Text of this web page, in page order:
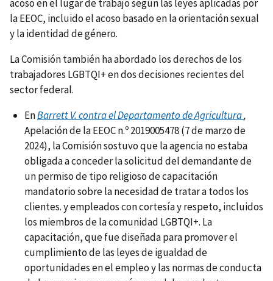
acoso en el lugar de trabajo según las leyes aplicadas por
la EEOC, incluido el acoso basado en la orientación sexual
y la identidad de género.
La Comisión también ha abordado los derechos de los
trabajadores LGBTQI+ en dos decisiones recientes del
sector federal.
EnBarrett V. contra el Departamento de Agricultura,
Apelación de la EEOC n.º 2019005478 (7 de marzo de
2024), la Comisión sostuvo que la agencia no estaba
obligada a conceder la solicitud del demandante de
un permiso de tipo religioso de capacitación
mandatorio sobre la necesidad de tratar a todos los
clientes. y empleados con cortesía y respeto, incluidos
los miembros de la comunidad LGBTQI+. La
capacitación, que fue diseñada para promover el
cumplimiento de las leyes de igualdad de
oportunidades en el empleo y las normas de conducta